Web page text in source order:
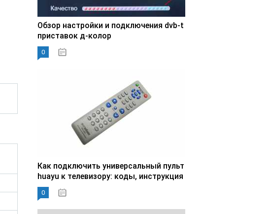
Обзор настройки и подключения dvb-t
приставок д-колор
0
Как подключить универсальный пульт
huayu к телевизору: коды, инструкция
0